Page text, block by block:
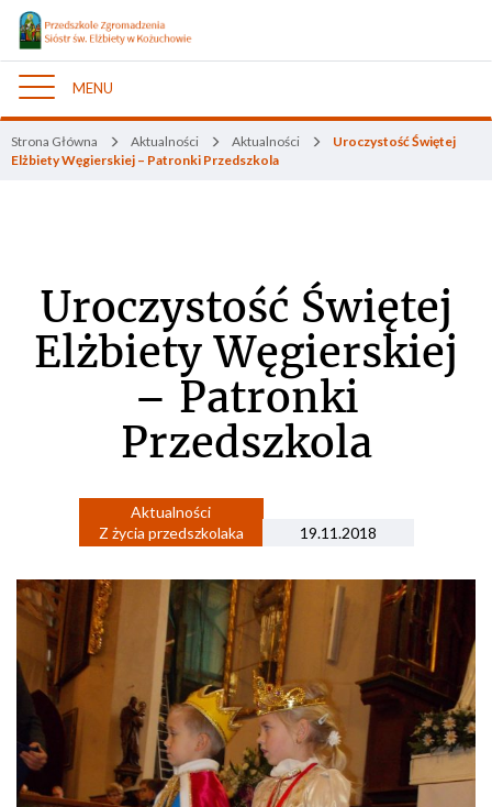
Nawigacja
MENU
Strona Główna Aktualności Aktualności
Uroczystość Świętej
Elżbiety Węgierskiej – Patronki Przedszkola
Uroczystość Świętej
Elżbiety Węgierskiej
– Patronki
Przedszkola
Aktualności
Z życia przedszkolaka
19.11.2018